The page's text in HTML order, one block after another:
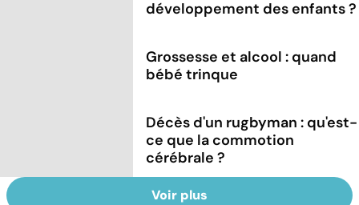
développement des enfants ?
Grossesse et alcool : quand
bébé trinque
Décès d'un rugbyman : qu'est-
ce que la commotion
cérébrale ?
Voir plus